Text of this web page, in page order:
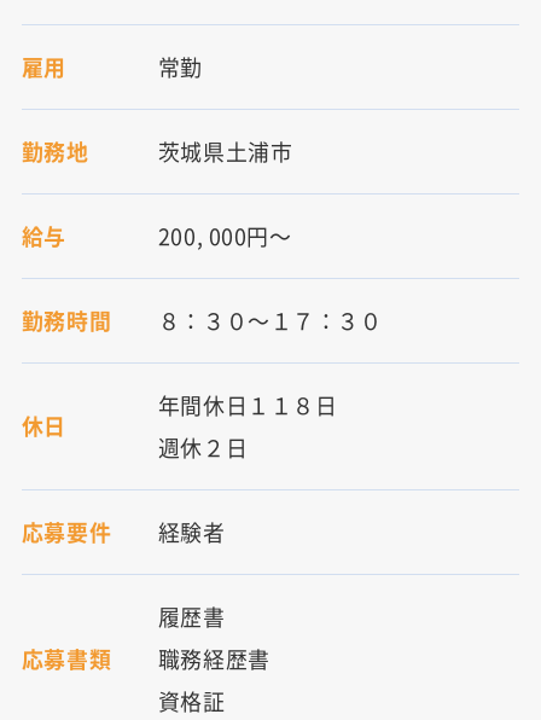
雇用 常勤
勤務地 茨城県土浦市
給与 200, 000円～
勤務時間 ８：３０～１７：３０
休日
年間休日１１８日
週休２日
応募要件 経験者
応募書類
履歴書
職務経歴書
資格証